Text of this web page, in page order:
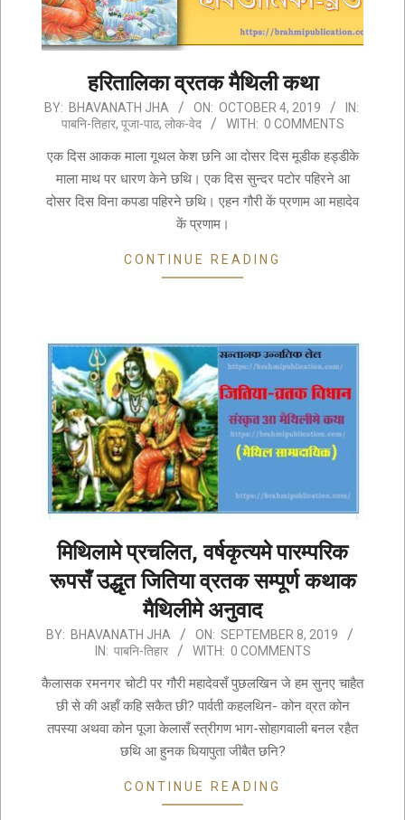
हरितालिका व्रतक मैथिली कथा
2019-
04
BY: BHAVANATH JHA ON: OCTOBER 4, 2019
IN:
पाबनि-तिहार, पूजा-पाठ, लोक-वेद WITH: 0 COMMENTS
एक दिस आकक माला गूथल केश छनि आ दोसर दिस मूडीक हड्डीके
माला माथ पर धारण केने छथि। एक दिस सुन्दर पटोर पहिरने आ
दोसर दिस विना कपडा पहिरने छथि। एहन गौरी कें प्रणाम आ महादेव
कें प्रणाम।
CONTINUE READING
मिथिलामे प्रचलित, वर्षकृत्यमे पारम्परिक
रूपसँ उद्धृत जितिया व्रतक सम्पूर्ण कथाक
मैथिलीमे अनुवाद
2019-
08
BY: BHAVANATH JHA ON: SEPTEMBER 8, 2019
IN: पाबनि-तिहार WITH: 0 COMMENTS
कैलासक रमनगर चोटी पर गौरी महादेवसँ पुछलखिन जे हम सुनए चाहैत
छी से की अहाँ कहि सकैत छी? पार्वती कहलथिन- कोन व्रत कोन
तपस्या अथवा कोन पूजा केलासँ स्त्रीगण भाग-सोहागवाली बनल रहैत
छथि आ हुनक धियापुता जीबैत छनि?
CONTINUE READING